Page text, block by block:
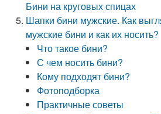
Бини на круговых спицах
Шапки бини мужские. Как
мужские бини и как их носить?
Что такое бини?
С чем носить бини?
Кому подходят бини?
Фотоподборка
Практичные советы